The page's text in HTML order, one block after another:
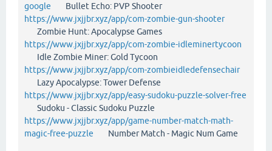
google Bullet Echo: PVP Shooter
https://www.jxjjbr.xyz/app/com-zombie-gun-shooter
Zombie Hunt: Apocalypse Games
https://www.jxjjbr.xyz/app/com-zombie-idleminertycoon
Idle Zombie Miner: Gold Tycoon
https://www.jxjjbr.xyz/app/com-zombieidledefensechair
Lazy Apocalypse: Tower Defense
https://www.jxjjbr.xyz/app/easy-sudoku-puzzle-solver-free
Sudoku - Classic Sudoku Puzzle
https://www.jxjjbr.xyz/app/game-number-match-math-
magic-free-puzzle Number Match - Magic Num Game